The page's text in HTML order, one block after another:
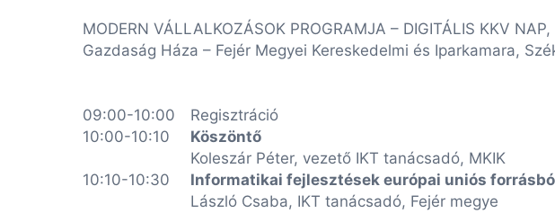
MODERN VÁLLALKOZÁSOK PROGRAMJA – DIGITÁLIS KKV
Gazdaság Háza – Fejér Megyei Kereskedelmi és Iparkamara,
09:00-10:00
Regisztráció
10:00-10:10
Köszöntő
Koleszár Péter, vezető IKT tanácsadó, MKIK
10:10-10:30
Informatikai fejlesztések európai uniós
László Csaba, IKT tanácsadó, Fejér megye